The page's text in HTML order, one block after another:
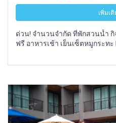
เพิ่มเติ
ด่วน! จำนวนจำกัด ที่พักสวนน้ำ
ฟรี อาหารเช้า เย็นเซ็ตหมูกระท